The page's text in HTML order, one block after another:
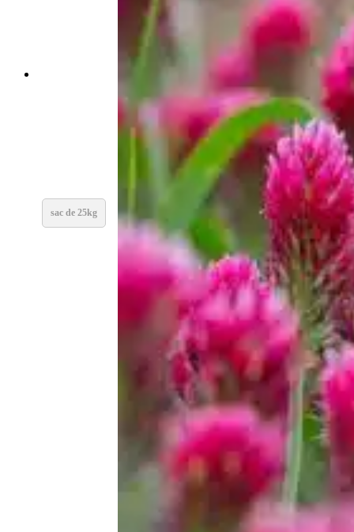
GESSE – Certifiée DEMETER
sac de 25kg
Sur demande